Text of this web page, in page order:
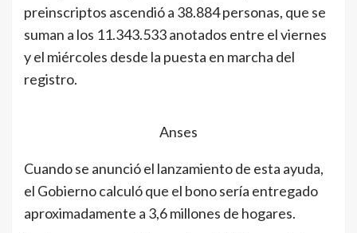
preinscriptos ascendió a 38.884 personas, que se
suman a los 11.343.533 anotados entre el viernes
y el miércoles desde la puesta en marcha del
registro.
Anses
Cuando se anunció el lanzamiento de esta ayuda,
el Gobierno calculó que el bono sería entregado
aproximadamente a 3,6 millones de hogares.